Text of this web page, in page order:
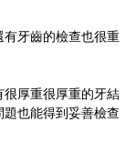
牙齒的檢查也很重
很厚重很厚重的牙結
也能得到妥善檢查